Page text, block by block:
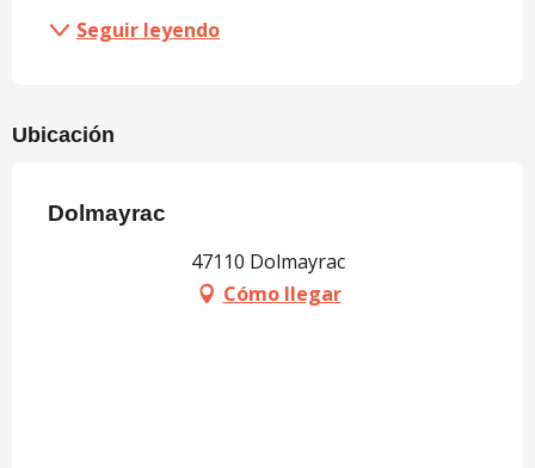
Seguir leyendo
Ubicación
Dolmayrac
47110 Dolmayrac
Cómo llegar